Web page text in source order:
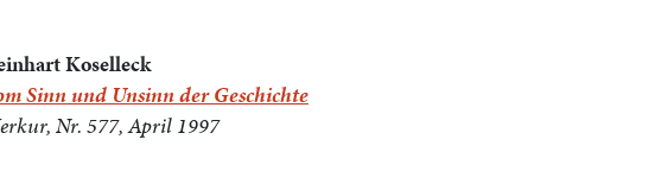
Koselleck
Sinn und Unsinn der Geschichte
Nr. 577, April 1997